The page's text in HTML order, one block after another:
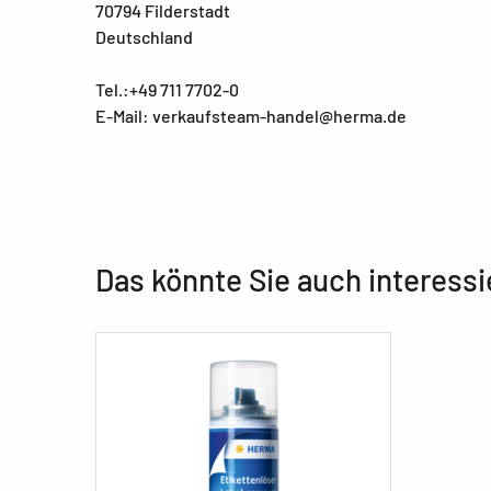
70794 Filderstadt
Deutschland
Tel.:+49 711 7702-0
E-Mail: verkaufsteam-handel@herma.de
Das könnte Sie auch